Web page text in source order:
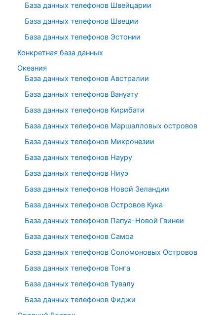
База данных телефонов Швейцарии
База данных телефонов Швеции
База данных телефонов Эстонии
Конкретная база данных
Океания
База данных телефонов Австралии
База данных телефонов Вануату
База данных телефонов Кирибати
База данных телефонов Маршалловых островов
База данных телефонов Микронезии
База данных телефонов Науру
База данных телефонов Ниуэ
База данных телефонов Новой Зеландии
База данных телефонов Островов Кука
База данных телефонов Папуа-Новой Гвинеи
База данных телефонов Самоа
База данных телефонов Соломоновых Островов
База данных телефонов Тонга
База данных телефонов Тувалу
База данных телефонов Фиджи